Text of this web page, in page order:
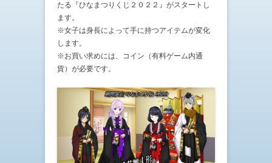
たる『ひなまつりくじ２０２２』がスタートし
ます。
※女子は身長によって手に持つアイテムが変化
します。
※お買い求めには、コイン（有料ゲーム内通
貨）が必要です。